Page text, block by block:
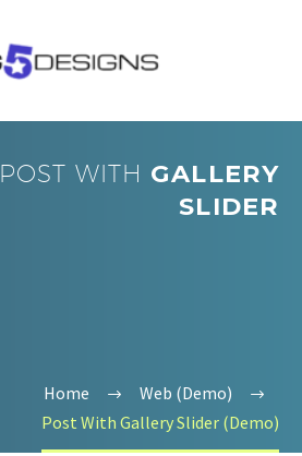
POST WITH GALLERY
SLIDER
Home
Web (Demo)
Post With Gallery Slider (Demo)